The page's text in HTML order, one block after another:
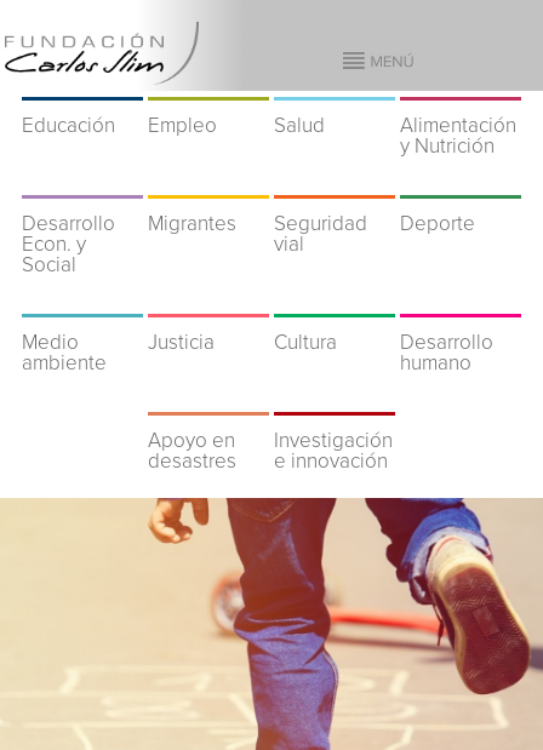
Educación Empleo Salud
Alimentación
y Nutrición
Desarrollo
Econ. y
Social
Migrantes
Seguridad
vial
Deporte
Medio
ambiente
Justicia Cultura
Desarrollo
humano
Apoyo en
desastres
Investigación
e innovación